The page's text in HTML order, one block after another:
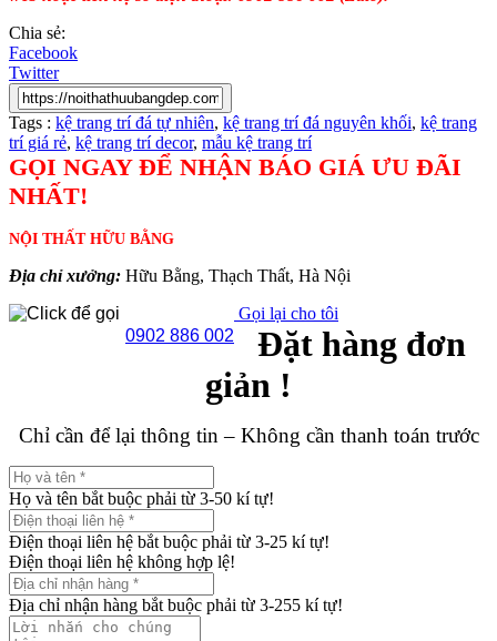
Chia sẻ:
Facebook
Twitter
Tags : kệ trang trí đá tự nhiên, kệ trang trí đá nguyên khối, kệ trang
trí giá rẻ, kệ trang trí decor, mẫu kệ trang trí
GỌI NGAY ĐỂ NHẬN BÁO GIÁ ƯU ĐÃI
NHẤT!
NỘI THẤT HỮU BẰNG
Địa chỉ xưởng: Hữu Bằng, Thạch Thất, Hà Nội
0902 886 002
Gọi lại cho tôi
Đặt hàng đơn
giản !
Chỉ cần để lại thông tin – Không cần thanh toán trước
Họ và tên bắt buộc phải từ 3-50 kí tự!
Điện thoại liên hệ bắt buộc phải từ 3-25 kí tự!
Điện thoại liên hệ không hợp lệ!
Địa chỉ nhận hàng bắt buộc phải từ 3-255 kí tự!